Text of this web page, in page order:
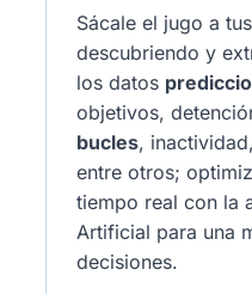
Sácale el jugo a
descubriendo y
los datos
objetivos,
bucles, inactividad,
entre otros;
tiempo real con la
Artificial para una
decisiones.